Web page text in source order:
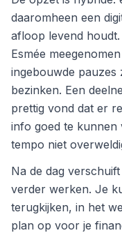
daaromheen een
afloop levend
Esmée
ingebouwde pauzes
bezinken. Een
prettig vond dat er
info goed te kunnen
tempo niet
Na de dag
verder werken. Je
terugkijken, in het
plan op voor je